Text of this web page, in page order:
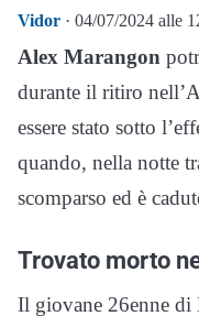
Vidor · 04/07/2024 alle
Alex Marangon
durante il ritiro
essere stato sotto
quando, nella notte
scomparso ed è
Trovato morto
Il giovane 26enne di